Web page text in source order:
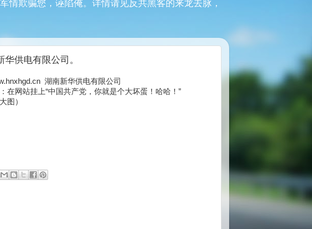
情欺骗您，诬陷俺。详情请见反共黑客的来龙去脉，
供电有限公司。
湖南新华供电有限公司
在网站挂上“中国共产党，你就是个大坏蛋！哈哈！”
图）